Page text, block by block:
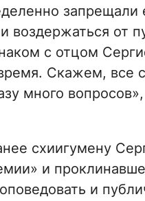
воздержаться от
с отцом
Скажем, все
много
схиигумену
и
и